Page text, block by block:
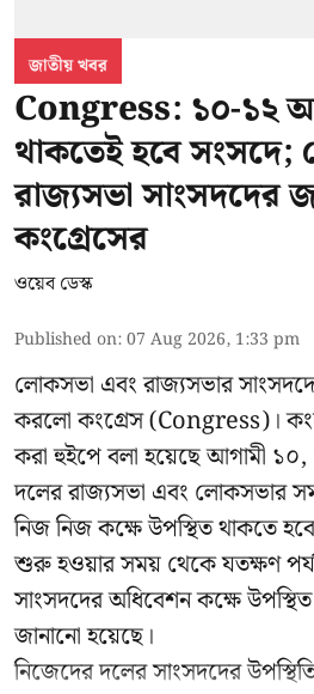
জাতীয় খবর
Congress: ১০-১২
থাকতেই হবে
রাজ্যসভা সাংসদদের
কংগ্রেসের
ওয়েব ডেস্ক
Published on:07 Aug 2026, 1:33 pm
লোকসভা এবং রাজ্যসভার
করলো কংগ্রেস (Congress)।
করা হুইপে বলা হয়েছে আগামী
দলের রাজ্যসভা এবং লোকসভার
নিজ নিজ কক্ষে উপস্থিত থাকতে
শুরু হওয়ার সময় থেকে যতক্ষণ
সাংসদদের অধিবেশন কক্ষে
জানানো হয়েছে।
নিজেদের দলের সাংসদদের